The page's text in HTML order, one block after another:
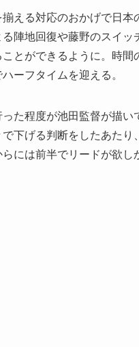
える対応のおかげで日本
陣地回復や藤野のスイ
とができるように。時
ーフタイムを迎える。
た程度が池田監督が描
で下げる判断をしたあた
には前半でリードが欲